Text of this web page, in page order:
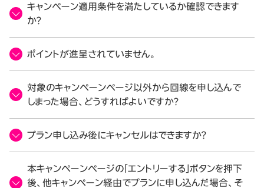
キャンペーン適用条件を満たしているか確認できます
か？
ポイントが進呈されていません。
対象のキャンペーンページ以外から回線を申し込んで
しまった場合、どうすればよいですか？
プラン申し込み後にキャンセルはできますか？
本キャンペーンページの「エントリーする」ボタンを押下
後、他キャンペーン経由でプランに申し込んだ場合、そ